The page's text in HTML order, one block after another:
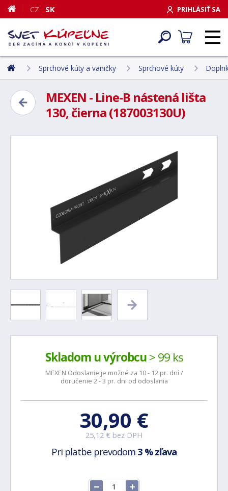
PRIHLÁSIŤ SA
CZ SK
Sprchové kúty a vaničky Sprchové kúty
MEXEN - Line-B nástená lišta
130, čierna (187003130U)
Skladom u výrobcu> 99 ks
MEXEN Odoslanie je možné za 10 - 12 pr. dní /
doručenie 2 - 3 pr. dni od odoslania
30,90 €
25,12 € bez DPH
Pri platbe prevodom 3 % zľava